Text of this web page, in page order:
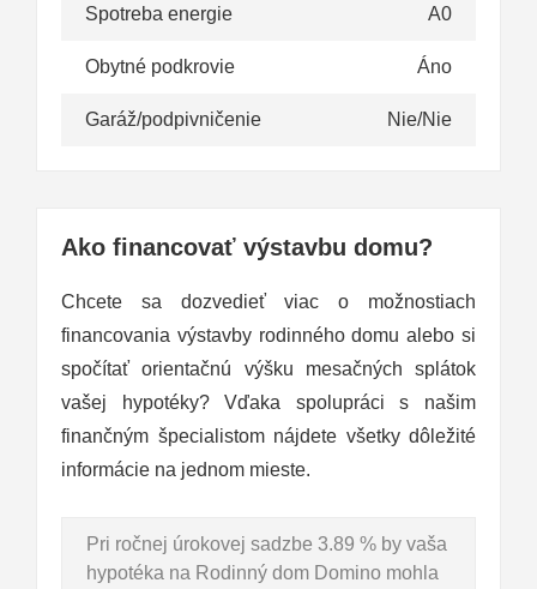
Spotreba energie A0
Obytné podkrovie Áno
Garáž/podpivničenie Nie/Nie
Ako financovať výstavbu domu?
Chcete sa dozvedieť viac o možnostiach
financovania výstavby rodinného domu alebo si
spočítať orientačnú výšku mesačných splátok
vašej hypotéky? Vďaka spolupráci s našim
finančným špecialistom nájdete všetky dôležité
informácie na jednom mieste.
Pri ročnej úrokovej sadzbe 3.89 % by vaša
hypotéka na Rodinný dom Domino mohla